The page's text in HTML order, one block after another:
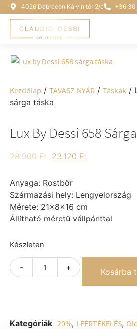
4026 Debrecen Kálvin tér 2/c +36 30
Kezdőlap / TAVASZ-NYÁR / Táskák /
sárga táska
Lux By Dessi 658
28.900Ft 23.120 Ft
Anyaga: Rostbőr
Származási hely: Lengyelország
Mérete: 21x8x16 cm
Állítható méretű vállpánttal
Készleten
- + Kosárba
Kategóriák -20%, LEÉRTÉKELÉS,